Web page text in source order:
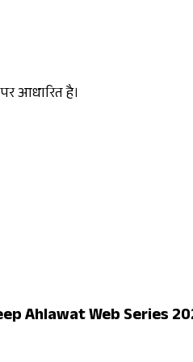
आधारित है।
Ahlawat Web Series